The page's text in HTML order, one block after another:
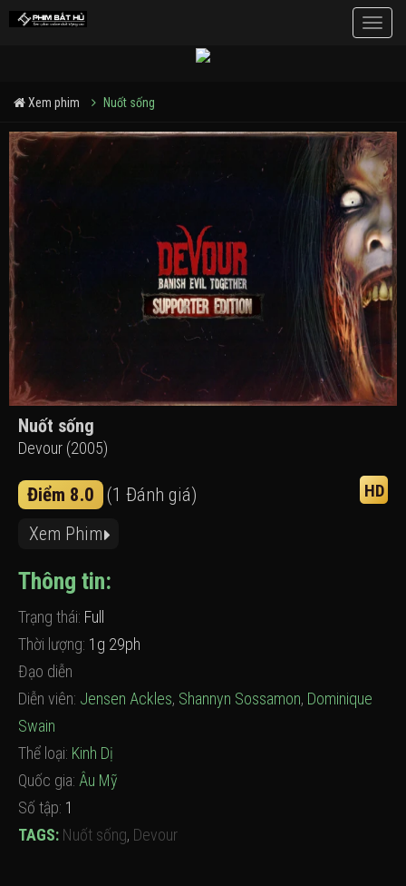
Toggle
Xem phim Nuốt sống
Nuốt sống
Devour (2005)
Điểm 8.0 (1 Đánh giá) HD
Xem Phim
Thông tin:
Trạng thái: Full
Thời lượng: 1g 29ph
Đạo diễn
Diễn viên: Jensen Ackles, Shannyn Sossamon, Dominique
Swain
Thể loại: Kinh Dị
Quốc gia: Âu Mỹ
Số tập: 1
TAGS: Nuốt sống, Devour